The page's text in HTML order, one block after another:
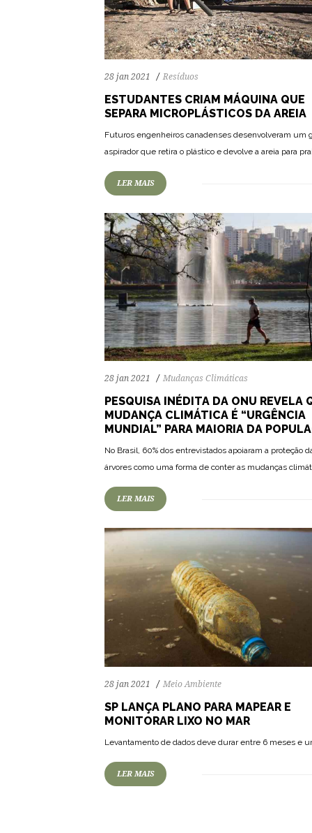
28 jan 2021 Resíduos
ESTUDANTES CRIAM MÁQUINA QUE
SEPARA MICROPLÁSTICOS DA AREIA
Futuros engenheiros canadenses desenvolveram um
aspirador que retira o plástico e devolve a areia para
LER MAIS
28 jan 2021 Mudanças Climáticas
PESQUISA INÉDITA DA ONU REVELA
MUDANÇA CLIMÁTICA É “URGÊNCIA
MUNDIAL” PARA MAIORIA DA
No Brasil, 60% dos entrevistados apoiaram a proteção
árvores como uma forma de conter as mudanças
LER MAIS
28 jan 2021 Meio Ambiente
SP LANÇA PLANO PARA MAPEAR E
MONITORAR LIXO NO MAR
Levantamento de dados deve durar entre 6 meses e
LER MAIS